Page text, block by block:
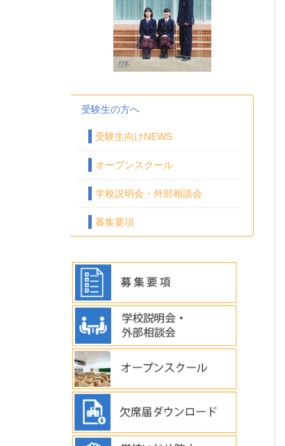
受験生の方へ
受験生向けNEWS
オープンスクール
学校説明会・外部相談会
募集要項